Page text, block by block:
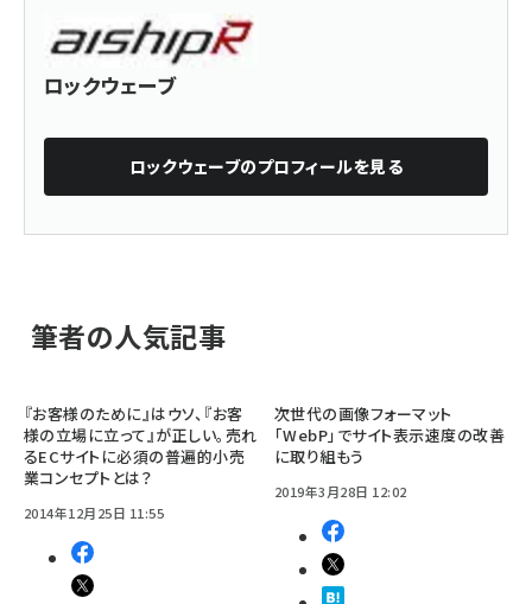
ロックウェーブ
ロックウェーブのプロフィールを見る
筆者の人気記事
『お客様のために』はウソ、『お客
様の立場に立って』が正しい。売れ
るECサイトに必須の普遍的小売
業コンセプトとは？
2014年12月25日 11:55
次世代の画像フォーマット
「WebP」でサイト表示速度の改善
に取り組もう
2019年3月28日 12:02